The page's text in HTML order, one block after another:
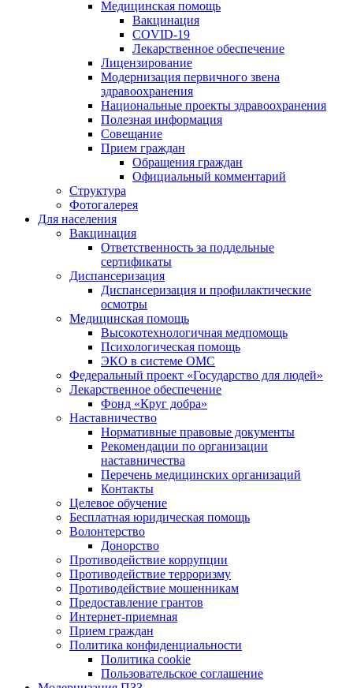
Медицинская помощь
Вакцинация
COVID-19
Лекарственное обеспечение
Лицензирование
Модернизация первичного звена
здравоохранения
Национальные проекты здравоохранения
Полезная информация
Совещание
Прием граждан
Обращения граждан
Официальный комментарий
Структура
Фотогалерея
Для населения
Вакцинация
Ответственность за поддельные
сертификаты
Диспансеризация
Диспансеризация и профилактические
осмотры
Медицинская помощь
Высокотехнологичная медпомощь
Психологическая помощь
ЭКО в системе ОМС
Федеральный проект «Государство для людей»
Лекарственное обеспечение
Фонд «Круг добра»
Наставничество
Нормативные правовые документы
Рекомендации по организации
наставничества
Перечень медицинских организаций
Контакты
Целевое обучение
Бесплатная юридическая помощь
Волонтерство
Донорство
Противодействие коррупции
Противодействие терроризму
Противодействие мошенникам
Предоставление грантов
Интернет-приемная
Прием граждан
Политика конфиденциальности
Политика cookie
Пользовательское соглашение